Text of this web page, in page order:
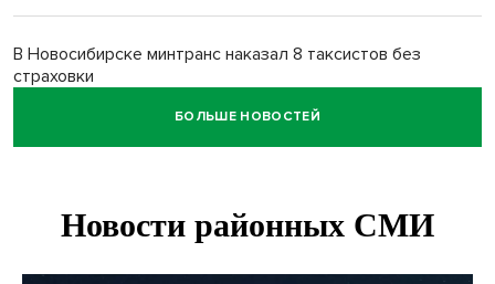
В Новосибирске минтранс наказал 8 таксистов без
страховки
БОЛЬШЕ НОВОСТЕЙ